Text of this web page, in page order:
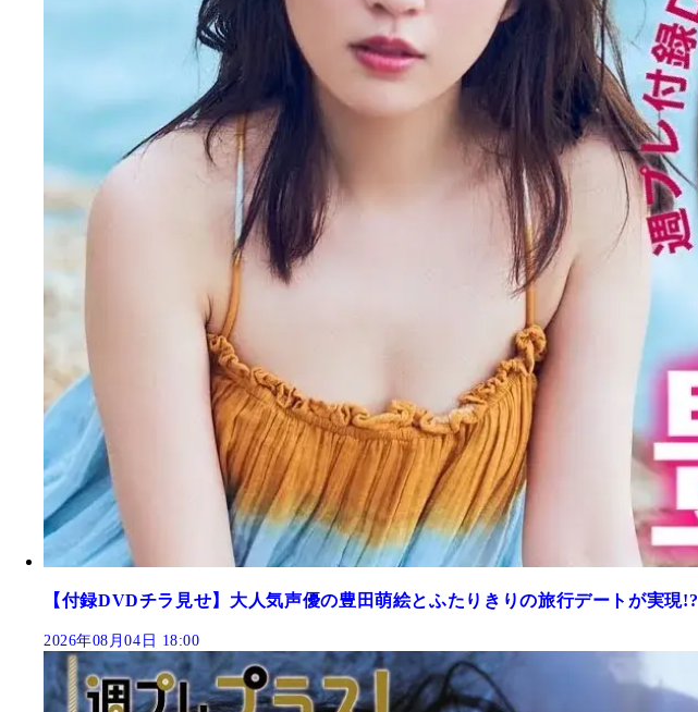
【付録DVDチラ見せ】大人気声優の豊田萌絵とふたりきりの旅行デートが実現!?
2026年08月04日 18:00